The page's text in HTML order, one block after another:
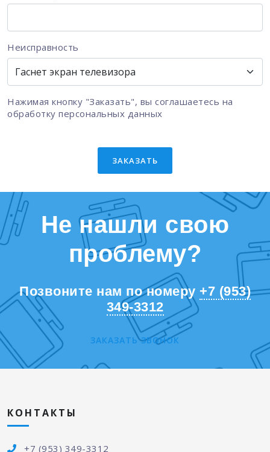
Неисправность
Нажимая кнопку "Заказать", вы соглашаетесь на
обработку персональных данных
ЗАКАЗАТЬ
Не нашли свою
проблему?
Позвоните нам по номеру +7 (953)
349-3312
ЗАКАЗАТЬ ЗВОНОК
КОНТАКТЫ
+7 (953) 349-3312